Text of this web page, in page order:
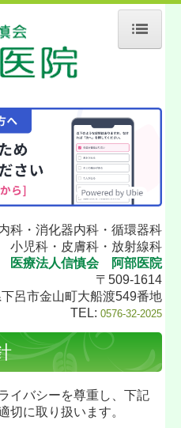
事項
科・消化器内科・循環器科
小児科・皮膚科・放射線科
医療法人信慎会 阿部医院
〒509-1614
呂市金山町大船渡549番地
TEL: 0576-32-2025
イバシーを尊重し、下記
切に取り扱います。